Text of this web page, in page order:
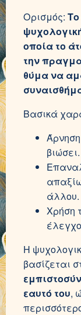
Ορισμός:
οποία το
την
θύμα να
Βασικά
βιώσει.
άλλου.
Χρήση
Η
βασίζεται
εαυτό του,